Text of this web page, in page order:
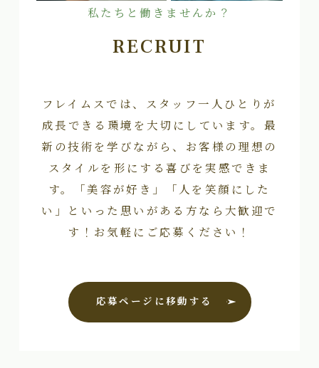
私たちと働きませんか？
RECRUIT
フレイムスでは、スタッフ一人ひとりが
成長できる環境を大切にしています。最
新の技術を学びながら、お客様の理想の
スタイルを形にする喜びを実感できま
す。「美容が好き」「人を笑顔にした
い」といった思いがある方なら大歓迎で
す！お気軽にご応募ください！
応募ページに移動する